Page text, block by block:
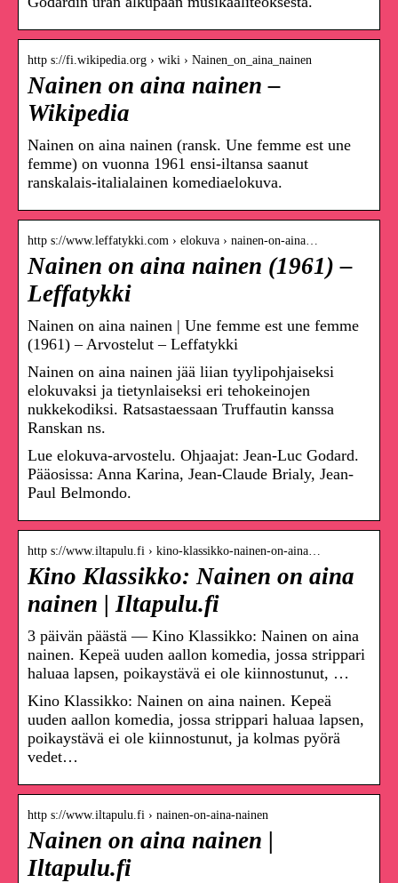
http s://fi.wikipedia.org › wiki › Nainen_on_aina_nainen
Nainen on aina nainen –
Wikipedia
Nainen on aina nainen (ransk. Une femme est une
femme) on vuonna 1961 ensi-iltansa saanut
ranskalais-italialainen komediaelokuva.
http s://www.leffatykki.com › elokuva › nainen-on-aina…
Nainen on aina nainen (1961) –
Leffatykki
Nainen on aina nainen | Une femme est une femme
(1961) – Arvostelut – Leffatykki
Nainen on aina nainen jää liian tyylipohjaiseksi
elokuvaksi ja tietynlaiseksi eri tehokeinojen
nukkekodiksi. Ratsastaessaan Truffautin kanssa
Ranskan ns.
Lue elokuva-arvostelu. Ohjaajat: Jean-Luc Godard.
Pääosissa: Anna Karina, Jean-Claude Brialy, Jean-
Paul Belmondo.
http s://www.iltapulu.fi › kino-klassikko-nainen-on-aina…
Kino Klassikko: Nainen on aina
nainen | Iltapulu.fi
3 päivän päästä — Kino Klassikko: Nainen on aina
nainen. Kepeä uuden aallon komedia, jossa strippari
haluaa lapsen, poikaystävä ei ole kiinnostunut, …
Kino Klassikko: Nainen on aina nainen. Kepeä
uuden aallon komedia, jossa strippari haluaa lapsen,
poikaystävä ei ole kiinnostunut, ja kolmas pyörä
vedet…
http s://www.iltapulu.fi › nainen-on-aina-nainen
Nainen on aina nainen |
Iltapulu.fi